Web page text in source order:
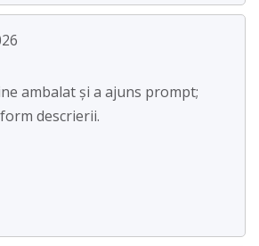
ambalat și a ajuns prompt;
descrierii.